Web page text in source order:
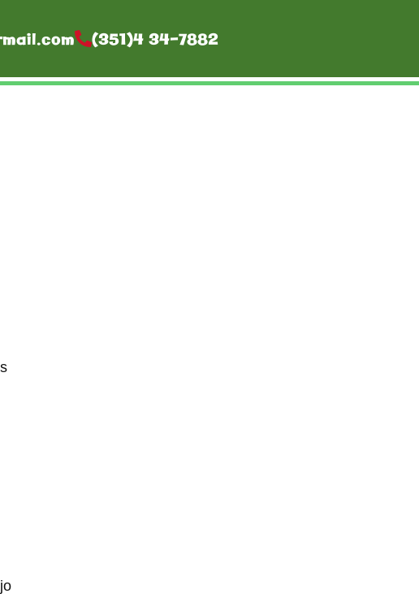
(351)4 34-7882